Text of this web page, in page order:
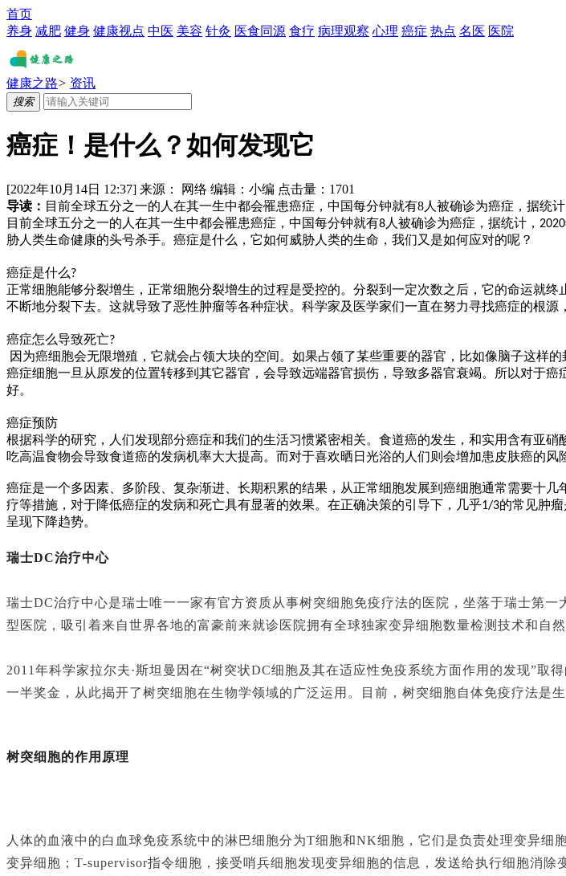
首页
养身 减肥 健身 健康视点 中医 美容 针灸 医食同源 食疗 病理观察 心理 癌症 热点 名医 医院
健康之路> 资讯
搜索
癌症！是什么？如何发现它
[2022年10月14日 12:37] 来源： 网络 编辑： 小编 点击量： 1701
导读： 目前全球五分之一的人在其一生中都会罹患癌症，中国每分钟就有8人被确诊为癌症，据统
目前全球五分之一的人在其一生中都会罹患癌症，中国每分钟就有8人被确诊为癌症，据统计， 2020
胁人类生命健康的头号杀手。癌症是什么，它如何威胁人类的生命，我们又是如何应对的呢？
癌症是什么?
正常细胞能够分裂增生，正常细胞分裂增生的过程是受控的。分裂到一定次数之后，它的命运就
不断地分裂下去。这就导致了恶性肿瘤等各种症状。科学家及医学家们一直在努力寻找癌症的根
癌症怎么导致死亡?
因为癌细胞会无限增殖，它就会占领大块的空间。如果占领了某些重要的器官，比如像脑子这样
癌症细胞一旦从原发的位置转移到其它器官，会导致远端器官损伤，导致多器官衰竭。所以对于
好。
癌症预防
根据科学的研究，人们发现部分癌症和我们的生活习惯紧密相关。食道癌的发生，和实用含有亚
吃高温食物会导致食道癌的发病机率大大提高。而对于喜欢晒日光浴的人们则会增加患皮肤癌的风
癌症是一个多因素、多阶段、复杂渐进、长期积累的结果，从正常细胞发展到癌细胞通常需要十
疗等措施，对于降低癌症的发病和死亡具有显著的效果。在正确决策的引导下，几乎1/3的常见肿
呈现下降趋势。
瑞士DC治疗中心
瑞士DC治疗中心是瑞士唯一一家有官方资质从事树突细胞免疫疗法的医院，坐落于瑞士第
型医院，吸引着来自世界各地的富豪前来就诊医院拥有全球独家变异细胞数量检测技术和自
2011年科学家拉尔夫·斯坦曼因在“树突状DC细胞及其在适应性免疫系统方面作用的发现”
一半奖金，从此揭开了树突细胞在生物学领域的广泛运用。目前，树突细胞自体免疫疗法是
树突细胞的作用原理
人体的血液中的白血球免疫系统中的淋巴细胞分为T细胞和NK细胞，它们是负责处理变异细
变异细胞；T-supervisor指令细胞，接受哨兵细胞发现变异细胞的信息，发送给执行细胞消